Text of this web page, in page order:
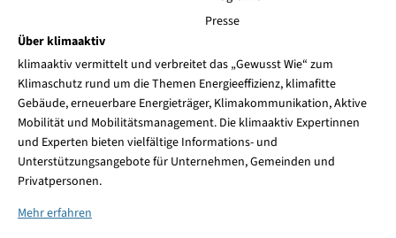
Presse
Über klimaaktiv
klimaaktiv vermittelt und verbreitet das „Gewusst Wie“ zum
Klimaschutz rund um die Themen Energieeffizienz, klimafitte
Gebäude, erneuerbare Energieträger, Klimakommunikation, Aktive
Mobilität und Mobilitätsmanagement. Die klimaaktiv Expertinnen
und Experten bieten vielfältige Informations- und
Unterstützungsangebote für Unternehmen, Gemeinden und
Privatpersonen.
Mehr erfahren